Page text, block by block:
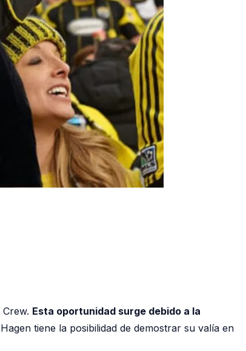
Esta oportunidad surge debido a la
tiene la posibilidad de demostrar su valía en